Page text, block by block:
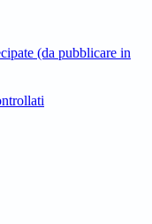
(da pubblicare in